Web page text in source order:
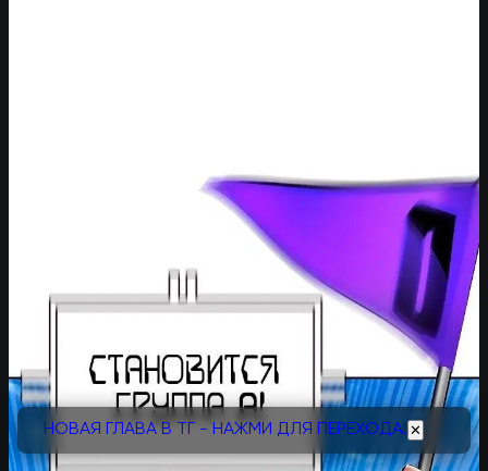
НОВАЯ ГЛАВА В ТГ - НАЖМИ ДЛЯ ПЕРЕХОДА! ✕